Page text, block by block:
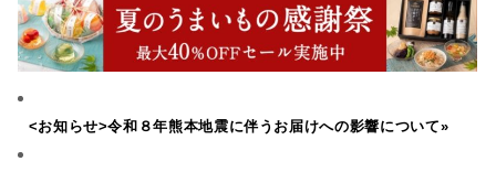
<お知らせ>令和８年熊本地震に伴うお届けへの影響について»